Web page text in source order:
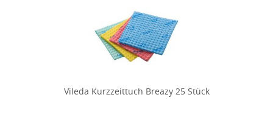
Vileda Kurzzeittuch Breazy 25 Stück